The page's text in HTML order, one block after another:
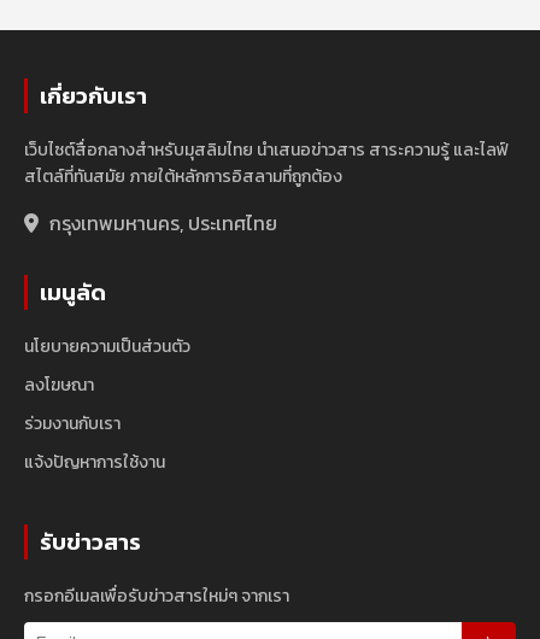
เกี่ยวกับเรา
เว็บไซต์สื่อกลางสำหรับมุสลิมไทย นำเสนอข่าวสาร สาระความรู้ และไลฟ์
สไตล์ที่ทันสมัย ภายใต้หลักการอิสลามที่ถูกต้อง
กรุงเทพมหานคร, ประเทศไทย
เมนูลัด
นโยบายความเป็นส่วนตัว
ลงโฆษณา
ร่วมงานกับเรา
แจ้งปัญหาการใช้งาน
รับข่าวสาร
กรอกอีเมลเพื่อรับข่าวสารใหม่ๆ จากเรา